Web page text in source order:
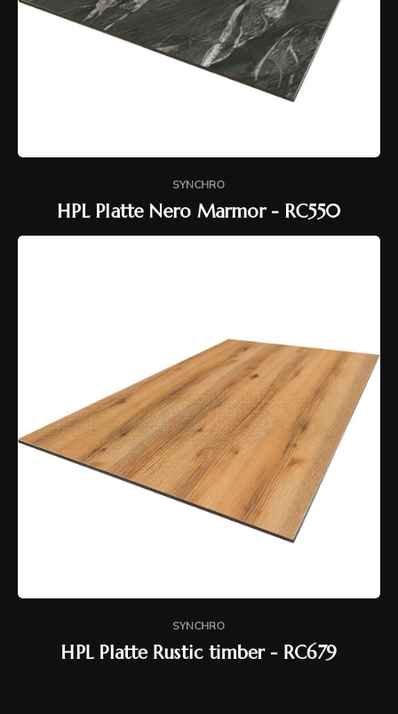
SYNCHRO
HPL Platte Nero Marmor - RC550
SYNCHRO
HPL Platte Rustic timber - RC679